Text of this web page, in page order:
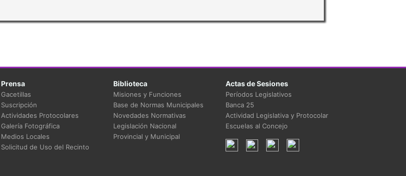
Prensa
Gacetillas
Suscripción
Actividades Protocolares
Galería Fotográfica
Medios Locales
Solicitud de Uso del Recinto
Biblioteca
Misiones y Funciones
Base de Normas Municipales
Novedades Normativas
Legislación Nacional
Provincial y Municipal
Actas de Sesiones
Períodos Legislativos
Banca 25
Actividad Legislativa y Protocolar
Escuelas al Concejo